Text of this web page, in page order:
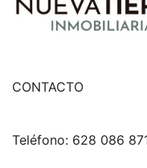
CONTACTO
Teléfono: 628 086